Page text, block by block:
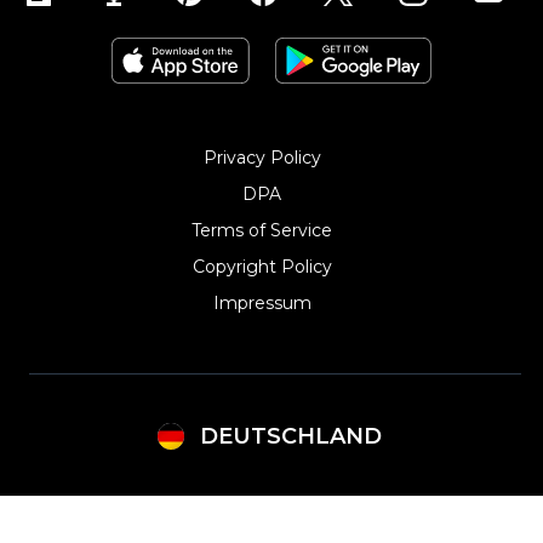
Privacy Policy
DPA
Terms of Service
Copyright Policy‎
Impressum
DEUTSCHLAND